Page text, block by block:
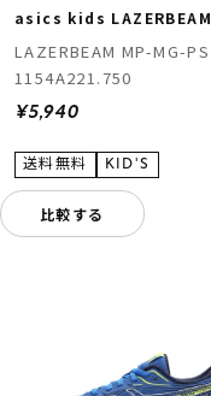
asics kids LAZERBEAM
LAZERBEAM MP-MG-PS
1154A221.750
¥5,940
比較する